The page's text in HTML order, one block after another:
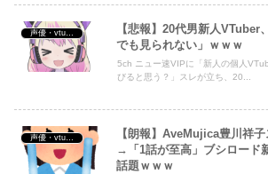
声優・vtuber・アニメ漫画ゲーム
【悲報】20代男新人VTuber
でも見られない」ｗｗｗ
5ch ニュー速VIPに「新人の個人
びると思う？」スレが立ち、20...
声優・vtuber・アニメ漫画ゲーム
【朗報】AveMujica豊川祥
→「1話が至高」ブシロード
話題ｗｗｗ